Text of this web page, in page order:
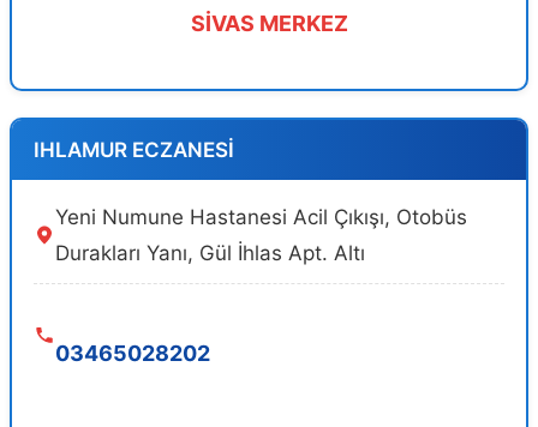
SİVAS MERKEZ
IHLAMUR ECZANESİ
Yeni Numune Hastanesi Acil Çıkışı, Otobüs
Durakları Yanı, Gül İhlas Apt. Altı
03465028202